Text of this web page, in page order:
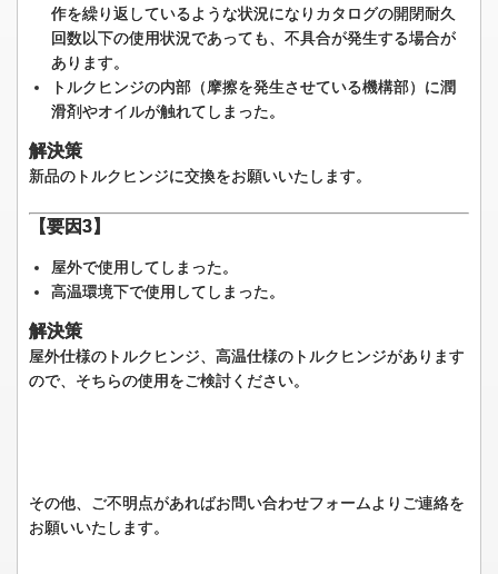
作を繰り返しているような状況になりカタログの開閉耐久
回数以下の使用状況であっても、不具合が発生する場合が
あります。
トルクヒンジの内部（摩擦を発生させている機構部）に潤
滑剤やオイルが触れてしまった。
解決策
新品のトルクヒンジに交換をお願いいたします。
【要因3】
屋外で使用してしまった。
高温環境下で使用してしまった。
解決策
屋外仕様のトルクヒンジ、高温仕様のトルクヒンジがあります
ので、そちらの使用をご検討ください。
その他、ご不明点があればお問い合わせフォームよりご連絡を
お願いいたします。